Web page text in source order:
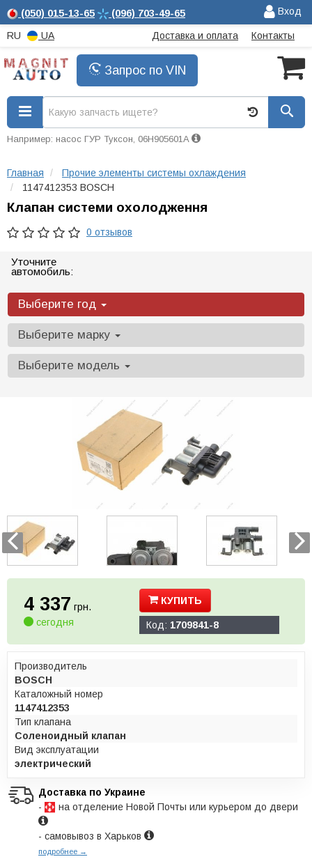
(050) 015-13-65 (096) 703-49-65 Вход
RU UA Доставка и оплата Контакты
Запрос по VIN
Например: насос ГУР Туксон, 06H905601A
Главная
Прочие элементы системы охлаждения
1147412353 BOSCH
Клапан системи охолодження
0 отзывов
Уточните
автомобиль:
Выберите год
Выберите марку
Выберите модель
4 337 грн.
сегодня
КУПИТЬ
Код: 1709841-8
Производитель
BOSCH
Каталожный номер
1147412353
Тип клапана
Соленоидный клапан
Вид эксплуатации
электрический
Доставка по Украине
-
на отделение Новой Почты или курьером до двери
- самовывоз в Харьков
подробнее →